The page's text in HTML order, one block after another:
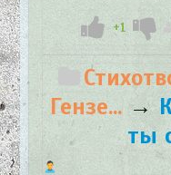
+1
Гензе...→
ты